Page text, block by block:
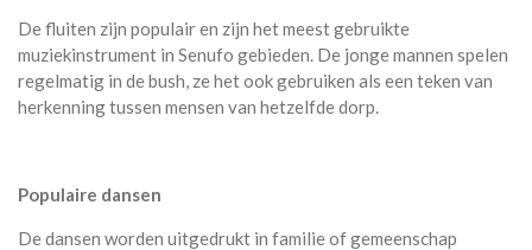
De fluiten zijn populair en zijn het meest gebruikte
muziekinstrument in Senufo gebieden. De jonge mannen spelen
regelmatig in de bush, ze het ook gebruiken als een teken van
herkenning tussen mensen van hetzelfde dorp.
Populaire dansen
De dansen worden uitgedrukt in familie of gemeenschap